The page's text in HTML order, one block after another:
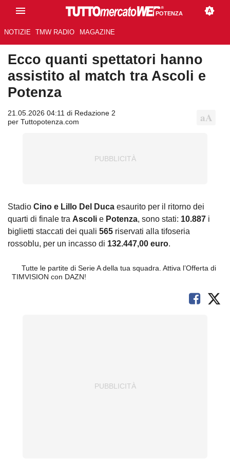
POTENZA
NOTIZIE TMW RADIO MAGAZINE
Ecco quanti spettatori hanno
assistito al match tra Ascoli e
Potenza
21.05.2026 04:11 di Redazione 2
per Tuttopotenza.com
Stadio Cino e Lillo Del Duca esaurito per il ritorno dei
quarti di finale tra Ascoli e Potenza, sono stati: 10.887 i
biglietti staccati dei quali 565 riservati alla tifoseria
rossoblu, per un incasso di 132.447,00 euro.
Tutte le partite di Serie A della tua squadra. Attiva l’Offerta di
TIMVISION con DAZN!